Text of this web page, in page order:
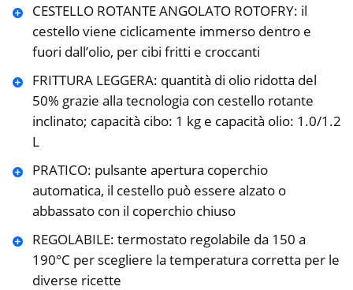
CESTELLO ROTANTE ANGOLATO ROTOFRY: il
cestello viene ciclicamente immerso dentro e
fuori dall’olio, per cibi fritti e croccanti
FRITTURA LEGGERA: quantità di olio ridotta del
50% grazie alla tecnologia con cestello rotante
inclinato; capacità cibo: 1 kg e capacità olio: 1.0/1.2
L
PRATICO: pulsante apertura coperchio
automatica, il cestello può essere alzato o
abbassato con il coperchio chiuso
REGOLABILE: termostato regolabile da 150 a
190°C per scegliere la temperatura corretta per le
diverse ricette